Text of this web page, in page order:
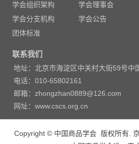
学会组织架构
学会理事会
学会分支机构
学会公告
团体标准
联系我们
地址：北京市海淀区中关村大街59号中
电话：010-65802161
邮箱：zhongzhan0889@126.com
网址：www.cscs.org.cn
Copyright © 中国商品学会 版权所有.